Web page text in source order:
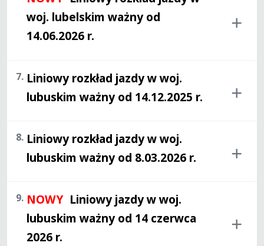
woj. lubelskim ważny od
14.06.2026 r.
7. Liniowy rozkład jazdy w woj.
lubuskim ważny od 14.12.2025 r.
8. Liniowy rozkład jazdy w woj.
lubuskim ważny od 8.03.2026 r.
9. NOWY Liniowy jazdy w woj.
lubuskim ważny od 14 czerwca
2026 r.